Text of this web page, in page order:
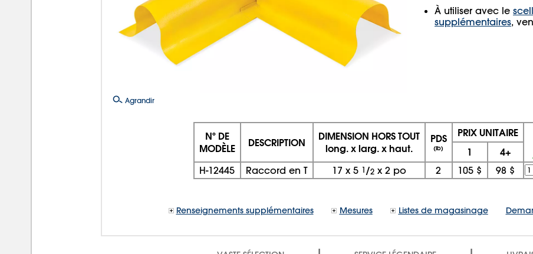
Agrandir
À utiliser avec le
supplémentaires,
Nº DE
MODÈLE
DESCRIPTION
DIMENSION HORS TOUT
long. x larg. x haut.
PDS
(lb)
PRIX UNITAIRE
1 4+
H-12445 Raccord en T 17 x 5 1/2x 2 po 2 105 $ 98 $
Renseignements supplémentaires Mesures Listes de magasinage